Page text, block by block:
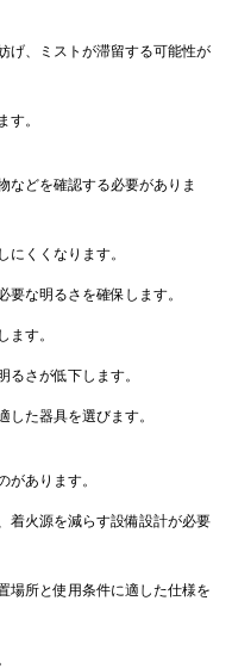
げ、ミストが滞留する可能性が
す。
などを確認する必要がありま
にくくなります。
な明るさを確保します。
ます。
さが低下します。
た器具を選びます。
あります。
着火源を減らす設備設計が必要
場所と使用条件に適した仕様を